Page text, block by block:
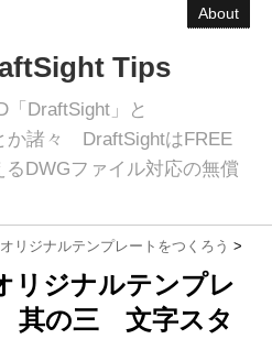
About
Tips
「DraftSight」と
か諸々 DraftSightはFREE
DWGファイル対応の無償
リジナルテンプレートをつくろう >
ジナルテンプレ
其の三 文字スタ